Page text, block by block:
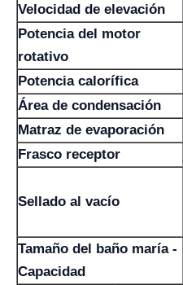
Velocidad de elevación
Potencia del motor
rotativo
Potencia calorífica
Área de condensación
Matraz de evaporación
Frasco receptor
Sellado al vacío
Tamaño del baño maría -
Capacidad